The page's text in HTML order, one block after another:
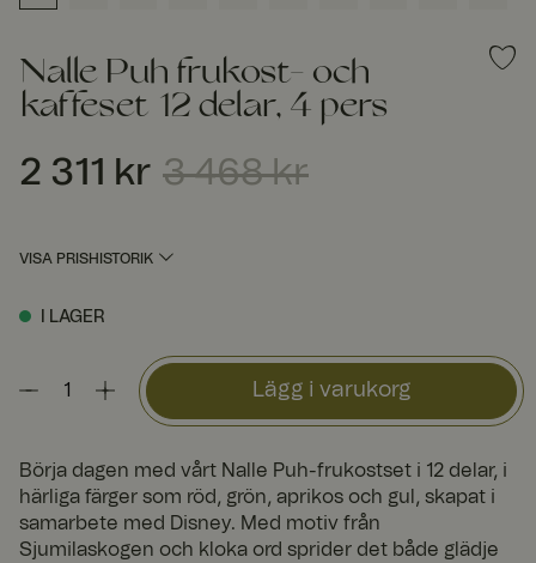
Nalle Puh frukost- och
kaffeset 12 delar, 4 pers
Nuvarande pris :2 311 krTidigare pris
2 311 kr 3 468 kr
VISA PRISHISTORIK
I LAGER
Lägg i varukorg
Börja dagen med vårt Nalle Puh-frukostset i 12 delar, i
härliga färger som röd, grön, aprikos och gul, skapat i
samarbete med Disney. Med motiv från
Sjumilaskogen och kloka ord sprider det både glädje